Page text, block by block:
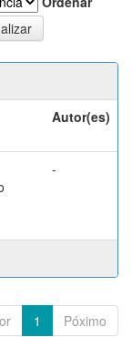
Autor(es)
-
1 Póximo